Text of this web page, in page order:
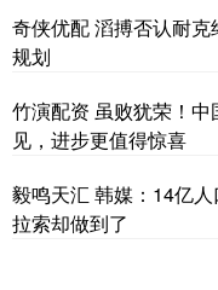
奇侠优配 滔搏否认耐
规划
竹演配资 虽败犹荣！
见，进步更值得惊喜
毅鸣天汇 韩媒：14亿
拉索却做到了